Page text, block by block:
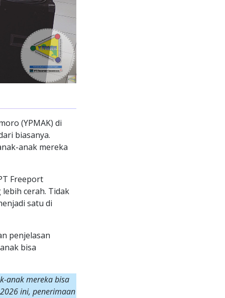
(YPMAK) di
biasanya.
anak mereka
Freeport
cerah. Tidak
satu di
penjelasan
bisa
anak mereka bisa
ini, penerimaan